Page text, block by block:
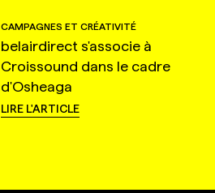
CAMPAGNES ET CRÉATIVITÉ
belairdirect s'associe à
Croissound dans le cadre
d'Osheaga
LIRE L'ARTICLE